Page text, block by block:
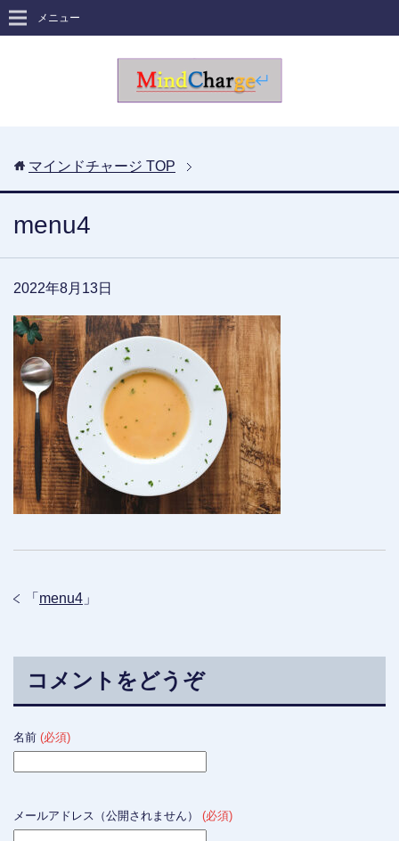
メニュー
マインドチャージ TOP
menu4
2022年8月13日
「 menu4 」
コメントをどうぞ
名前 (必須)
メールアドレス（公開されません） (必須)